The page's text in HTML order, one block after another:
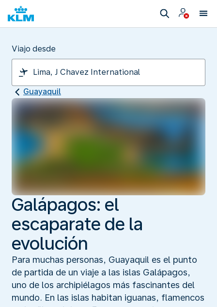
Viajo desde
Guayaquil
Galápagos: el
escaparate de la
evolución
Para muchas personas, Guayaquil es el punto
de partida de un viaje a las islas Galápagos,
uno de los archipiélagos más fascinantes del
mundo. En las islas habitan iguanas, flamencos